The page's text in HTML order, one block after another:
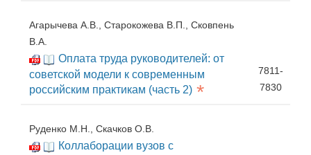
Агарычева А.В., Старокожева В.П., Сковпень
В.А.
Оплата труда руководителей: от
советской модели к современным
российским практикам (часть 2) *
7811-
7830
Руденко М.Н., Скачков О.В.
Коллаборации вузов с